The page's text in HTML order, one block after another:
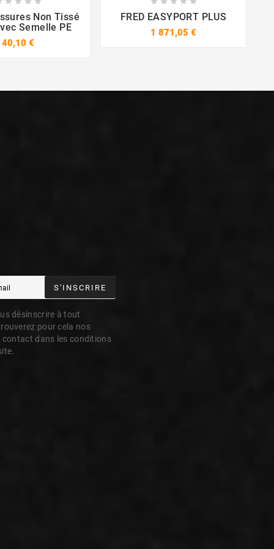

Non Tissé
Semelle PE
40,10 €
 
FRED EASYPORT PLUS
1 871,05 €
S'INSCRIRE
désinscrire à tout
pour cela nos
dans les conditions